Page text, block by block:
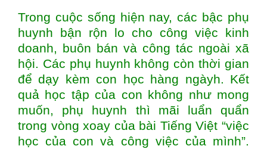
Trong cuộc sống hiện nay, các bậc phụ
huynh bận rộn lo cho công việc kinh
doanh, buôn bán và công tác ngoài xã
hội. Các phụ huynh không còn thời gian
để dạy kèm con học hàng ngàyh. Kết
quả học tập của con không như mong
muốn, phụ huynh thì mãi luẩn quẩn
trong vòng xoay của bài Tiếng Việt “việc
học của con và công việc của mình”.